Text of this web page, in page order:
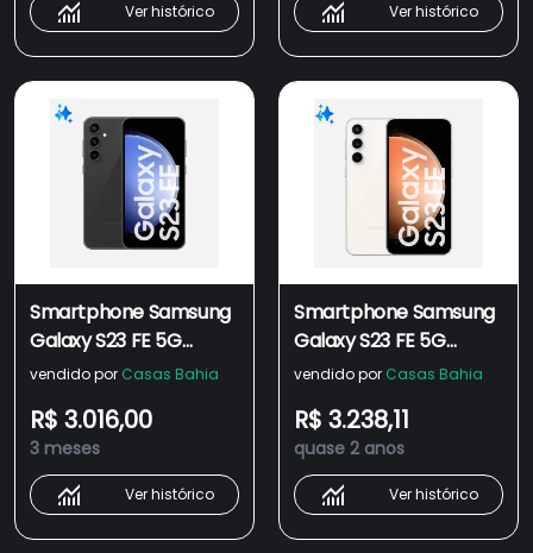
Ver histórico Ver histórico
Smartphone Samsung
Galaxy S23 FE 5G
256GB, 8GB RAM,
Traseira, Selfie de 10MP,
Tela 6.4", Processador
Exynos 2200 Octa Core
- Grafite
vendido por Casas Bahia
R$ 3.016,00
3 meses
Ver histórico
Smartphone Samsung
Galaxy S23 FE 5G
256GB, 8GB RAM,
Traseira, Selfie de 10MP,
Tela 6.4", Processador
Exynos 2200 Octa Core
- Creme
vendido por Casas Bahia
R$ 3.238,11
quase 2 anos
Ver histórico